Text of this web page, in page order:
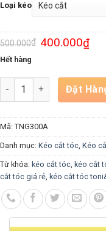
Loại kéo
500.000₫ 400.000₫
Hết hàng
Số lượng Đặt
Mã: TNG300A
Danh mục: Kéo cắt tóc Kéo
Từ khóa: kéo cắt tóc kéo cắt
cắt tóc giá rẻ kéo cắt tóc